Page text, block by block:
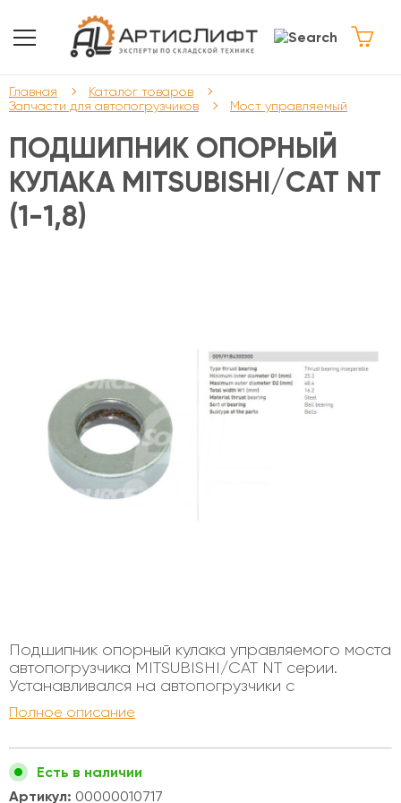
Главная
Каталог товаров
Запчасти для автопогрузчиков
Мост управляемый
ПОДШИПНИК ОПОРНЫЙ
КУЛАКА MITSUBISHI/CAT NT
(1-1,8)
Подшипник опорный кулака управляемого моста
автопогрузчика MITSUBISHI/CAT NT серии.
Устанавливался на автопогрузчики с
бензиновыми и дизельными двигателями,
грузоподъемностью от 1 до 1,8 тонн. Внутренний
Полное описание
Есть в наличии
Артикул: 00000010717